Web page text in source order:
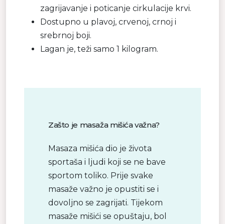
zagrijavanje i poticanje cirkulacije krvi.
Dostupno u plavoj, crvenoj, crnoj i
srebrnoj boji.
Lagan je, teži samo 1 kilogram.
Zašto je masaža mišića važna?
Masaza mišića dio je života
sportaša i ljudi koji se ne bave
sportom toliko. Prije svake
masaže važno je opustiti se i
dovoljno se zagrijati. Tijekom
masaže mišići se opuštaju, bol